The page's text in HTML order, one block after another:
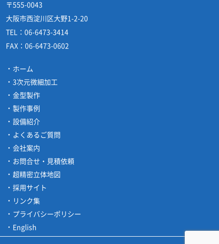
〒555-0043
大阪市西淀川区大野1-2-20
TEL： 06-6473-3414
FAX： 06-6473-0602
ホーム
3次元微細加工
金型製作
製作事例
設備紹介
よくあるご質問
会社案内
お問合せ・見積依頼
超精密立体地図
採用サイト
リンク集
プライバシーポリシー
English